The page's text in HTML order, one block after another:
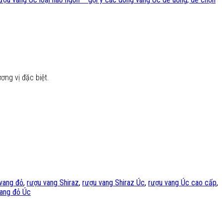
vị đặc biệt.
đỏ, rượu vang Shiraz, rượu vang Shiraz Úc, rượu vang Úc cao cấp,
đỏ Úc